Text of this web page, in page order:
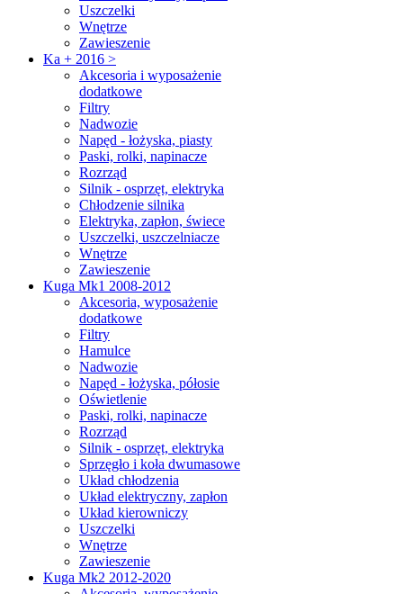
Uszczelki
Wnętrze
Zawieszenie
Ka + 2016 >
Akcesoria i wyposażenie
dodatkowe
Filtry
Nadwozie
Napęd - łożyska, piasty
Paski, rolki, napinacze
Rozrząd
Silnik - osprzęt, elektryka
Chłodzenie silnika
Elektryka, zapłon, świece
Uszczelki, uszczelniacze
Wnętrze
Zawieszenie
Kuga Mk1 2008-2012
Akcesoria, wyposażenie
dodatkowe
Filtry
Hamulce
Nadwozie
Napęd - łożyska, półosie
Oświetlenie
Paski, rolki, napinacze
Rozrząd
Silnik - osprzęt, elektryka
Sprzęgło i koła dwumasowe
Układ chłodzenia
Układ elektryczny, zapłon
Układ kierowniczy
Uszczelki
Wnętrze
Zawieszenie
Kuga Mk2 2012-2020